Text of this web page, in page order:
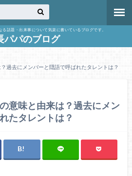
話題・出来事について気楽に書いているブログです。
パパのブログ
過去にメンバーと隠語で呼ばれたタレントは？
意味と由来は？過去にメン
たタレントは？